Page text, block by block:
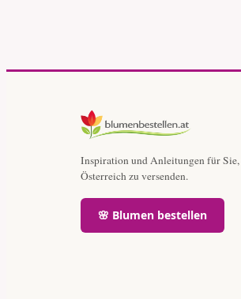
Inspiration und Anleitungen für
Österreich zu versenden.
🌸 Blumen bestellen